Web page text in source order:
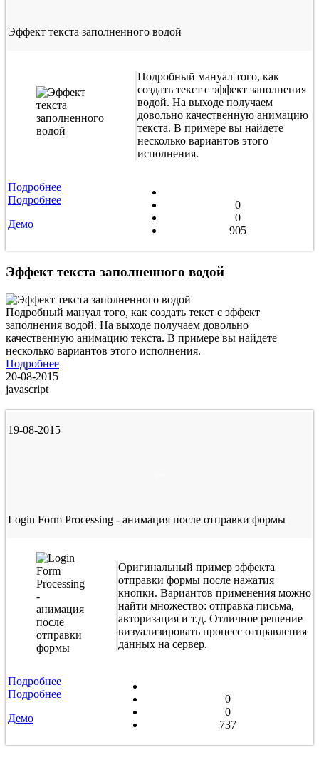
Эффект текста заполненного водой
Подробный мануал того, как
создать текст с эффект заполнения
водой. На выходе получаем
довольно качественную анимацию
текста. В примере вы найдете
несколько вариантов этого
исполнения.
Подробнее
Подробнее
Демо
0
0
905
Эффект текста заполненного водой
Подробный мануал того, как создать текст с эффект
заполнения водой. На выходе получаем довольно
качественную анимацию текста. В примере вы найдете
несколько вариантов этого исполнения.
Подробнее
20-08-2015
javascript
19-08-2015
Login Form Processing - анимация после отправки формы
Оригинальный пример эффекта
отправки формы после нажатия
кнопки. Вариантов применения можно
найти множество: отправка письма,
авторизация и т.д. Отличное решение
визуализировать процесс отправления
данных на сервер.
Подробнее
Подробнее
Демо
0
0
737